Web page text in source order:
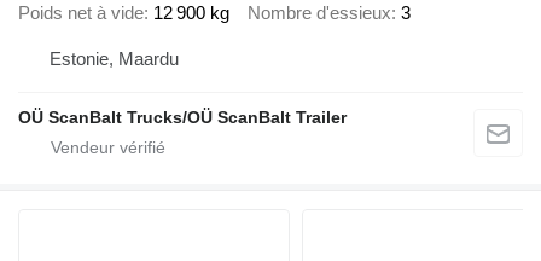
Poids net à vide 12 900 kg Nombre d'essieux 3
Estonie, Maardu
OÜ ScanBalt Trucks/OÜ ScanBalt Trailer